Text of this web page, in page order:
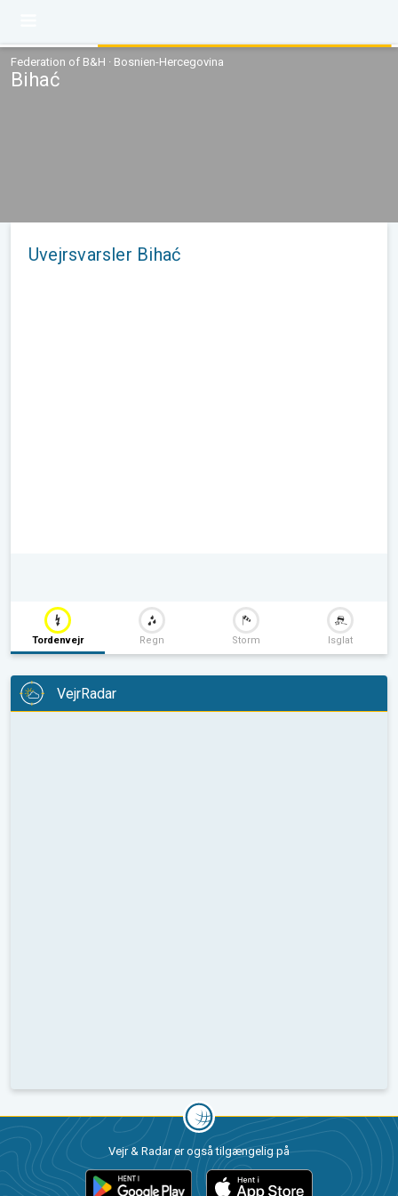
Federation of B&H · Bosnien-Hercegovina
Bihać
Uvejrsvarsler Bihać
Tordenvejr Regn Storm Isglat
VejrRadar
Vejr & Radar er også tilgængelig på